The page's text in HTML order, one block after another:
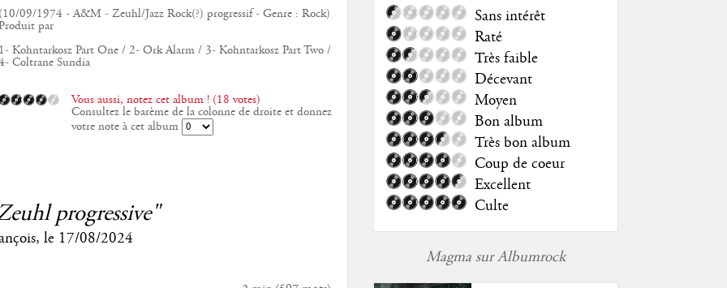
09/1974 - A&M - Zeuhl/Jazz Rock(?) progressif - Genre : Rock)
par
Kohntarkosz Part One / 2- Ork Alarm / 3- Kohntarkosz Part Two /
Coltrane Sundia
Vous aussi, notez cet album ! (18 votes)
Consultez le barème de la colonne de droite et donnez
votre note à cet album
progressive"
, le 17/08/2024
Sans intérêt
Raté
Très faible
Décevant
Moyen
Bon album
Très bon album
Coup de coeur
Excellent
Culte
Magma sur Albumrock